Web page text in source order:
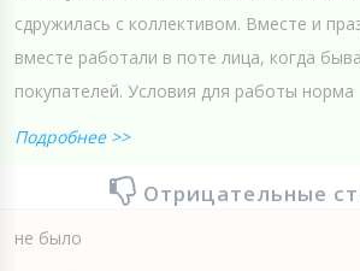
сдружилась с коллективом. Вместе и
вместе работали в поте лица, когда
покупателей. Условия для работы норма
Подробнее >>
Отрицательные
не было